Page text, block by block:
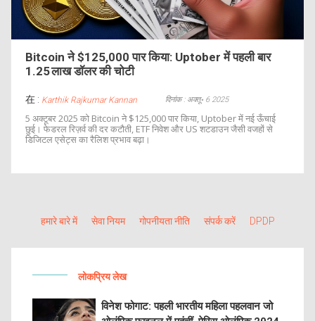
Bitcoin ने $125,000 पार किया: Uptober में पहली बार
1.25 लाख डॉलर की चोटी
在 : Karthik Rajkumar Kannan दिनांक : अक्तू॰ 6 2025
5 अक्टूबर 2025 को Bitcoin ने $125,000 पार किया, Uptober में नई ऊँचाई
छुई। फेडरल रिज़र्व की दर कटौती, ETF निवेश और US शटडाउन जैसी वजहों से
डिजिटल एसेट्स का रैलिश प्रभाव बढ़ा।
हमारे बारे में सेवा नियम गोपनीयता नीति संपर्क करें DPDP
लोकप्रिय लेख
विनेश फोगाट: पहली भारतीय महिला पहलवान जो